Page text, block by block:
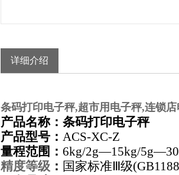
详细介绍
条码打印电子秤,超市用电子秤,连锁
产品名称： 条码打印电子秤
产品型号： ACS-XC-Z
量程范围： 6kg/2g—15kg/
精度等级 ： 国家标准Ⅲ级(